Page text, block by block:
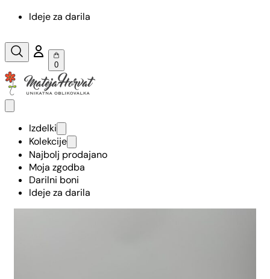
Ideje za darila
0
Izdelki
Kolekcije
Najbolj prodajano
Moja zgodba
Darilni boni
Ideje za darila